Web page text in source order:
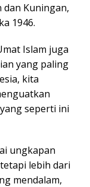
dan Kuningan,
1946.
Islam juga
yang paling
kita
seperti ini
ungkapan
lebih dari
mendalam,